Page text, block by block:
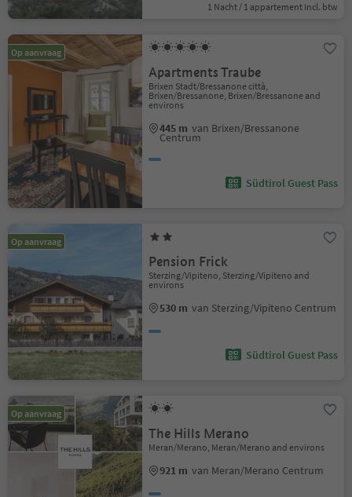
1 Nacht / 1 appartement Incl. btw
Op aanvraag
Apartments Traube
Brixen Stadt/Bressanone città,
Brixen/Bressanone, Brixen/Bressanone and
environs
445 m van Brixen/Bressanone
Centrum
Südtirol Guest Pass
Op aanvraag
Pension Frick
Sterzing/Vipiteno, Sterzing/Vipiteno and
environs
530 m van Sterzing/Vipiteno Centrum
Südtirol Guest Pass
Op aanvraag
The Hills Merano
Meran/Merano, Meran/Merano and environs
921 m van Meran/Merano Centrum